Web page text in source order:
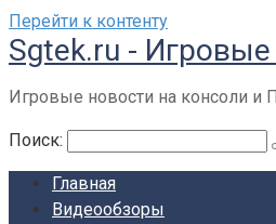
Перейти к контенту
Sgtek.ru -
Игровые новости на консоли и
Поиск:
Главная
Видеообзоры